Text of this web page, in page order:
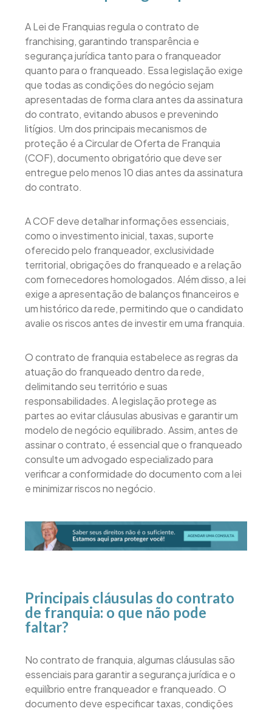
A Lei de Franquias regula o contrato de
franchising, garantindo transparência e
segurança jurídica tanto para o franqueador
quanto para o franqueado. Essa legislação exige
que todas as condições do negócio sejam
apresentadas de forma clara antes da assinatura
do contrato, evitando abusos e prevenindo
litígios. Um dos principais mecanismos de
proteção é a Circular de Oferta de Franquia
(COF), documento obrigatório que deve ser
entregue pelo menos 10 dias antes da assinatura
do contrato.
A COF deve detalhar informações essenciais,
como o investimento inicial, taxas, suporte
oferecido pelo franqueador, exclusividade
territorial, obrigações do franqueado e a relação
com fornecedores homologados. Além disso, a lei
exige a apresentação de balanços financeiros e
um histórico da rede, permitindo que o candidato
avalie os riscos antes de investir em uma franquia.
O contrato de franquia estabelece as regras da
atuação do franqueado dentro da rede,
delimitando seu território e suas
responsabilidades. A legislação protege as
partes ao evitar cláusulas abusivas e garantir um
modelo de negócio equilibrado. Assim, antes de
assinar o contrato, é essencial que o franqueado
consulte um advogado especializado para
verificar a conformidade do documento com a lei
e minimizar riscos no negócio.
Principais cláusulas do contrato
de franquia: o que não pode
faltar?
No contrato de franquia, algumas cláusulas são
essenciais para garantir a segurança jurídica e o
equilíbrio entre franqueador e franqueado. O
documento deve especificar taxas, condições